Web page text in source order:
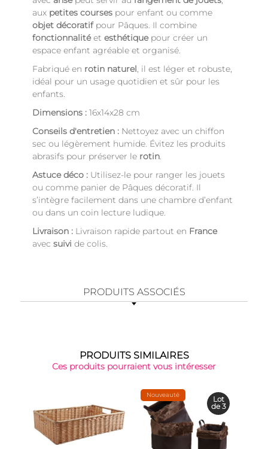
aux petites courses pour enfant ou comme
objet décoratifpour Pâques. Il combine
fonctionnalitéet esthétiquepour créer un
espace enfant agréable et organisé.
Fabriqué en rotin naturel, il est léger et robuste,
idéal pour un usage quotidien et sûr pour les
enfants.
Dimensions : 16x14x28 cm
Conseils d'entretien : Nettoyez avec un chiffon
sec ou légèrement humide. Évitez les produits
abrasifs pour préserver le rotin.
Astuce déco : Utilisez-le pour ranger les jouets
ou comme panier de Pâques décoratif. Il
s’intègre facilement dans une chambre d’enfant
ou dans un coin lecture ludique.
Livraison : Livraison rapide partout en France
avec suivi de colis.
PRODUITS ASSOCIÉS
PRODUITS SIMILAIRES
Ces produits pourraient vous intéresser
Nouveauté
Lot
de 3